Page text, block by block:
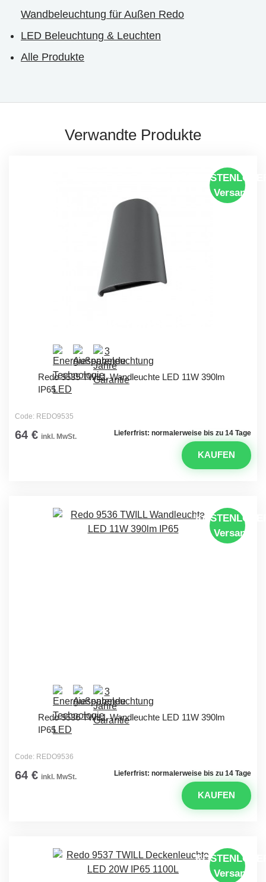
Wandbeleuchtung für Außen Redo
LED Beleuchtung & Leuchten
Alle Produkte
Verwandte Produkte
Versand
Redo 9535 TWILL Wandleuchte LED 11W 390lm
IP65
Code: REDO9535
Lieferfrist: normalerweise bis zu 14 Tage
64 € inkl. MwSt.
KAUFEN
Versand
Redo 9536 TWILL Wandleuchte LED 11W 390lm
IP65
Code: REDO9536
Lieferfrist: normalerweise bis zu 14 Tage
64 € inkl. MwSt.
KAUFEN
Versand